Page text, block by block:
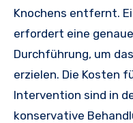
Knochens entfernt.
erfordert eine
Durchführung, um
erzielen. Die Kosten
Intervention sind in
konservative